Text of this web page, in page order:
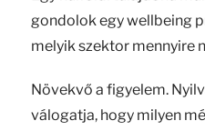
gondolok egy wellbeing
melyik szektor mennyire
Növekvő a figyelem.
válogatja, hogy milyen